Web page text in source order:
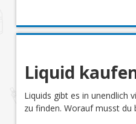
Liquid
Liquids gibt es in unendlich
zu finden. Worauf musst du